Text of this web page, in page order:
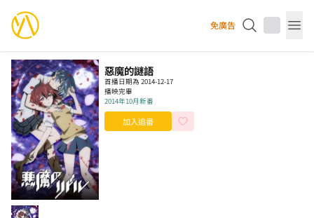
YourAnimes 你的動畫 免廣告
惡魔的謎語
首播日期為 2014-12-17
播映完畢
2014年10月新番
加入追番